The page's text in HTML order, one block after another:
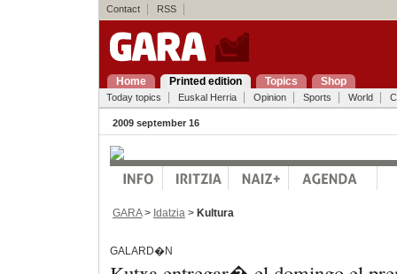
Contact RSS
Home Printed edition Topics Shop
Today topics Euskal Herria Opinion Sports World
2009 september 16
GARA> Idatzia > Kultura
GALARD�N